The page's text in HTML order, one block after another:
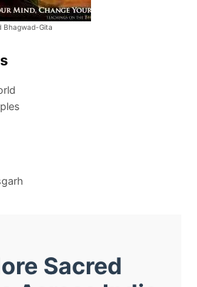
Bhagwad-Gita
Sacred